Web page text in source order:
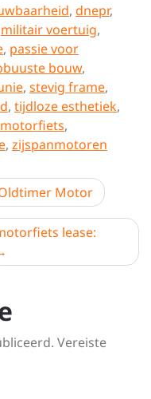
, dnepr,
militair voertuig,
, passie voor
bouw,
, stevig frame,
, tijdloze esthetiek,
,
, zijspanmotoren
Motor
lease:
Vereiste